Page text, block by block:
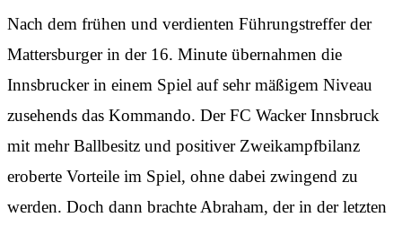
Nach dem frühen und verdienten Führungstreffer der
Mattersburger in der 16. Minute übernahmen die
Innsbrucker in einem Spiel auf sehr mäßigem Niveau
zusehends das Kommando. Der FC Wacker Innsbruck
mit mehr Ballbesitz und positiver Zweikampfbilanz
eroberte Vorteile im Spiel, ohne dabei zwingend zu
werden. Doch dann brachte Abraham, der in der letzten